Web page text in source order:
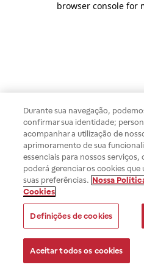
browser console for
Durante sua navegação,
confirmar sua identidade;
acompanhar a utilização de
aprimoramento de sua
essenciais para nossos
poderá gerenciar os cookies
suas preferências. Nossa
Cookies
Definições de cookies
Aceitar todos os cookies